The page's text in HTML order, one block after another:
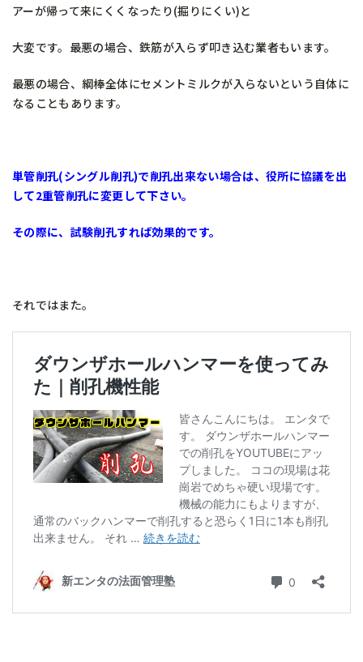
アーが帰って来にくくなったり(掘りにくい)と
大変です。最悪の場合、鉄筋が入らず叩き込む業者もいます。
最悪の場合、綱棒全体にセメントミルクが入らないという自体に
なることもあります。
単管削孔(シングル削孔)で削孔出来ない場合は、役所に協議を出
して2重管削孔に変更して下さい。
その際に、試験削孔すれば効果的です。
それではまた。